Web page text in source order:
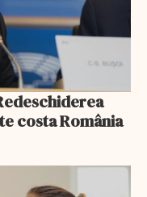
costa România